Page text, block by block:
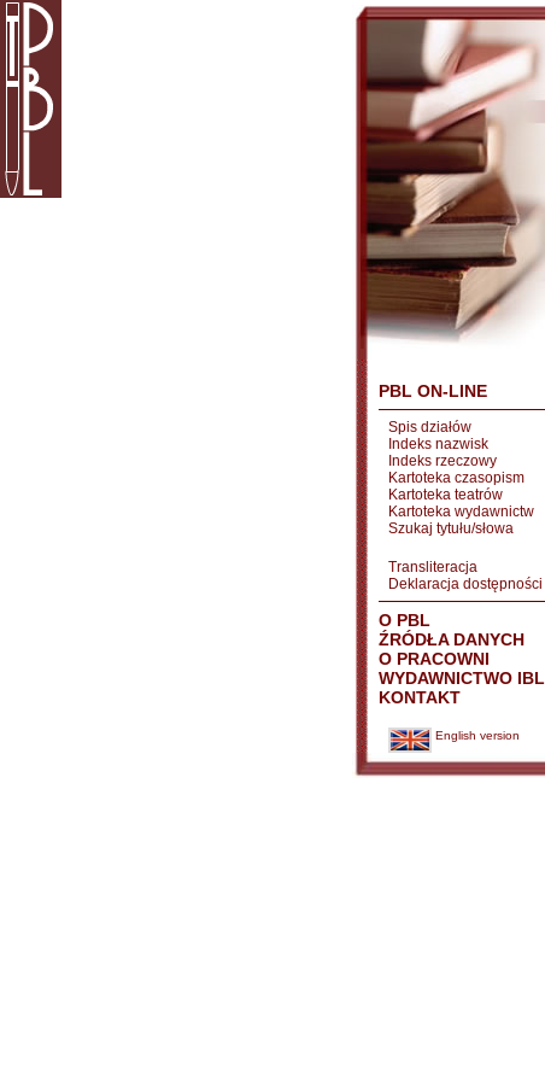
PBL ON-LINE
Spis działów
Indeks nazwisk
Indeks rzeczowy
Kartoteka czasopism
Kartoteka teatrów
Kartoteka wydawnictw
Szukaj tytułu/słowa
Transliteracja
Deklaracja dostępności
O PBL
ŹRÓDŁA DANYCH
O PRACOWNI
WYDAWNICTWO IBL
KONTAKT
English version